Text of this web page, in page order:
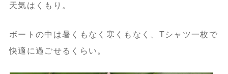
天気はくもり。
ボートの中は暑くもなく寒くもなく、Tシャツ一枚で
快適に過ごせるくらい。